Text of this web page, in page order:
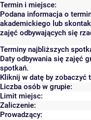
Termin i miejsce:
Podana informacja o
akademickiego lub
zajęć odbywających się
Terminy najbliższych
Daty odbywania się zajęć
spotkań.
Kliknij w datę by zobaczyć
Liczba osób w grupie:
Limit miejsc:
Zaliczenie:
Prowadzący: